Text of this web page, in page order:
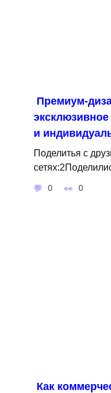
Премиум-
и
Поделитья с
0 0
Как